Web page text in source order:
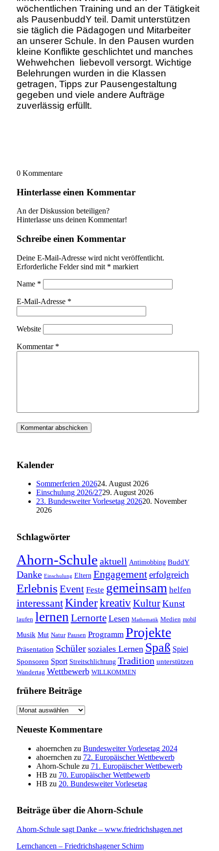
wöchentlichen Training und an der Tätigkeit
als PausenbuddY teil. Damit unterstützen
sie täglich die Pädagogen und Mitarbeiter
an unserer Schule. In den Pausen wurden
kleine Konflikte geschlichtet und manches
Wehwehchen liebevoll versorgt. Wichtige
Belehrungen wurden in die Klassen
getragen, Tipps zur Pausengestaltung
gegeben und viele andere Aufträge
zuverlässig erfüllt.
0 Kommentare
Hinterlasse einen Kommentar
An der Diskussion beteiligen?
Hinterlasse uns deinen Kommentar!
Schreibe einen Kommentar
Deine E-Mail-Adresse wird nicht veröffentlicht.
Erforderliche Felder sind mit * markiert
Name *
E-Mail-Adresse *
Website
Kommentar *
Kalender
Sommerferien 202624. August 2026
Einschulung 2026/2729. August 2026
23. Bundesweiter Vorlesetag 202620. November
2026
Schlagwörter
Ahorn-Schule aktuell Antimobbing BuddY
Danke Einschulung Eltern Engagement erfolgreich
Erlebnis Event Feste gemeinsam helfen
interessantKinderkreativKultur Kunst
laufen lernen Lernorte Lesen Mathematik Medien mobil
Musik Mut Natur Pausen Programm Projekte
Präsentation Schüler soziales Lernen Spaß Spiel
Sponsoren Sport Streitschlichtung Tradition unterstützen
Wandertag Wettbewerb WILLKOMMEN
frühere Beiträge
frühere
Neueste Kommentare
ahoernchen zu Bundesweiter Vorlesetag 2024
ahoernchen zu 72. Europäischer Wettbewerb
Ahorn-Schulezu 71. Europäischer Wettbewerb
HB zu 70. Europäischer Wettbewerb
HB zu 20. Bundesweiter Vorlesetag
Beiträge über die Ahorn-Schule
Ahorn-Schule sagt Danke – www.friedrichshagen.net
Lernchancen – Friedrichshagener Schirm